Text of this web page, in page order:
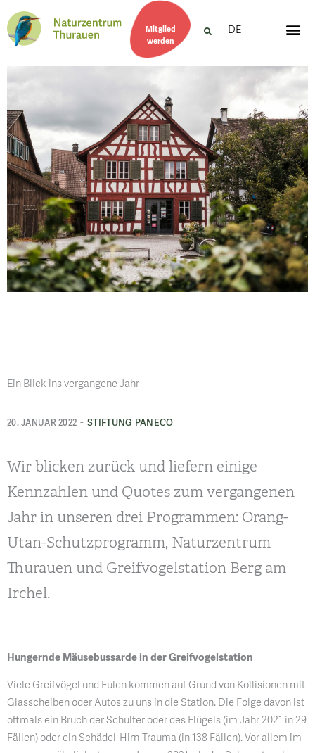
Mitglied
werden
DE
Ein Blick ins vergangene Jahr
20. JANUAR 2022 - STIFTUNG PANECO
Wir blicken zurück und liefern einige
Kennzahlen und Quotes zum vergangenen
Jahr in unseren drei Programmen: Orang-
Utan-Schutzprogramm, Naturzentrum
Thurauen und Greifvogelstation Berg am
Irchel.
Hungernde Mäusebussarde in der Greifvogelstation
Viele Greifvögel und Eulen kommen auf Grund von Kollisionen mit
Glasscheiben oder Autos zu uns in die Station. Die Folge davon ist
oftmals ein Bruch der Schulter oder des Flügels (im Jahr 2021 in 29
Fällen) oder ein Schädel-Hirn-Trauma (in 138 Fällen). Vor allem im